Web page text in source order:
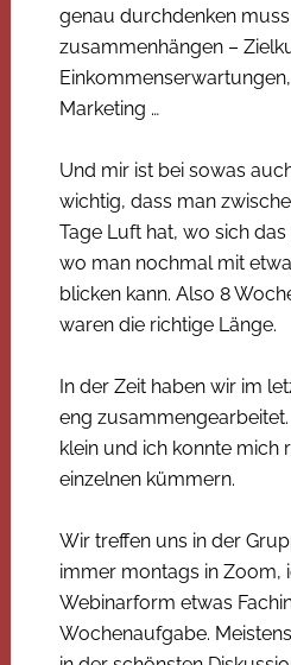
genau durchdenken
zusammenhängen –
Marketing …
Und mir ist bei sowas
wichtig, dass man
Tage Luft hat, wo sich
wo man nochmal mit
blicken kann. Also 8
waren die richtige Länge.
In der Zeit haben wir im
eng
klein und ich konnte mich
einzelnen kümmern.
Wir treffen uns in der
immer montags in Zoom,
Webinarform etwas
Wochenaufgabe.